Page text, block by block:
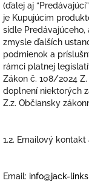
(ďalej aj
je Kupujúcim
sídle
zmysle ďalších
podmienok a
rámci platnej
Zákon č. 108/2024
doplnení niektorých
Z.z. Občiansky
1.2. Emailový
Email: info@jack-